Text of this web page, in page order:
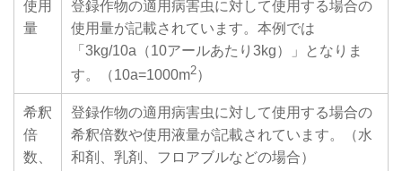
使用
量
登録作物の適用病害虫に対して使用する場合の
使用量が記載されています。本例では
「3kg/10a（10アールあたり3kg）」となりま
す。（10a=1000m2）
希釈
倍
数、
登録作物の適用病害虫に対して使用する場合の
希釈倍数や使用液量が記載されています。（水
和剤、乳剤、フロアブルなどの場合）